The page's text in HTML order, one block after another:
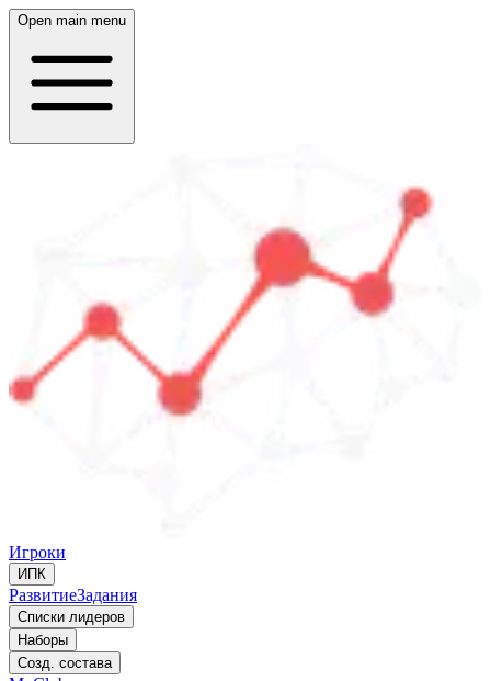
Open main menu
Игроки
ИПК
РазвитиеЗадания
Списки лидеров
Наборы
Созд. состава